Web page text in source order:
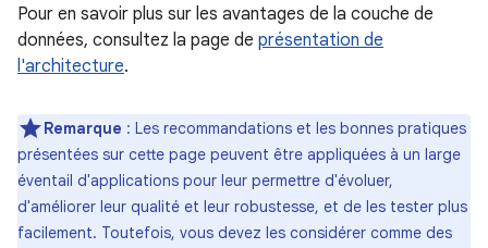
Pour en savoir plus sur les avantages de la couche de
données, consultez la page de présentation de
l'architecture.
Remarque : Les recommandations et les bonnes pratiques
présentées sur cette page peuvent être appliquées à un large
éventail d'applications pour leur permettre d'évoluer,
d'améliorer leur qualité et leur robustesse, et de les tester plus
facilement. Toutefois, vous devez les considérer comme des